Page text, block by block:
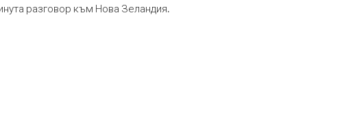
разговор към Нова Зеландия.